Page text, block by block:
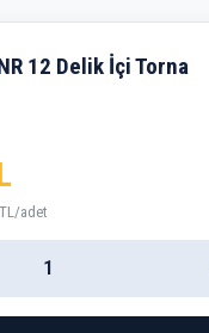
12 Delik İçi Torna
adet